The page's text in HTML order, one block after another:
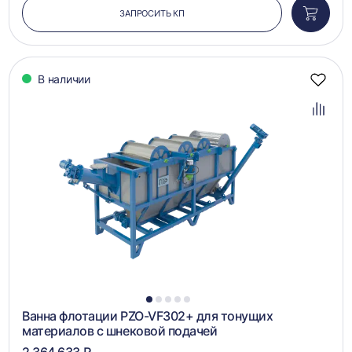
ЗАПРОСИТЬ КП
в
В наличии
1 2 3 4 5
Ванна флотации PZO-VF302+ для тонущих
материалов с шнековой подачей